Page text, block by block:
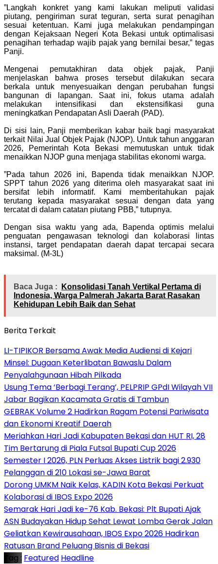
‎”Langkah konkret yang kami lakukan meliputi validasi
piutang, pengiriman surat teguran, serta surat penagihan
sesuai ketentuan. Kami juga melakukan pendampingan
dengan Kejaksaan Negeri Kota Bekasi untuk optimalisasi
penagihan terhadap wajib pajak yang bernilai besar,” tegas
Panji.
‎Mengenai pemutakhiran data objek pajak, Panji
menjelaskan bahwa proses tersebut dilakukan secara
berkala untuk menyesuaikan dengan perubahan fungsi
bangunan di lapangan. Saat ini, fokus utama adalah
melakukan intensifikasi dan ekstensifikasi guna
meningkatkan Pendapatan Asli Daerah (PAD).
‎Di sisi lain, Panji memberikan kabar baik bagi masyarakat
terkait Nilai Jual Objek Pajak (NJOP). Untuk tahun anggaran
2026, Pemerintah Kota Bekasi memutuskan untuk tidak
menaikkan NJOP guna menjaga stabilitas ekonomi warga.
‎”Pada tahun 2026 ini, Bapenda tidak menaikkan NJOP.
SPPT tahun 2026 yang diterima oleh masyarakat saat ini
bersifat lebih informatif. Kami memberitahukan pajak
terutang kepada masyarakat sesuai dengan data yang
tercatat di dalam catatan piutang PBB,” tutupnya.
‎Dengan sisa waktu yang ada, Bapenda optimis melalui
penguatan pengawasan teknologi dan kolaborasi lintas
instansi, target pendapatan daerah dapat tercapai secara
maksimal. (M-3L)
Baca Juga :
Konsolidasi Tanah Vertikal Pertama di
Indonesia, Warga Palmerah Jakarta Barat Rasakan
Kehidupan Lebih Baik dan Sehat
Berita Terkait
LI-TIPIKOR Bersama Awak Media Audiensi di Kejari
Minsel: Dugaan Keterlibatan Bawaslu Dalam
Penyalahgunaan Hibah Pilkada
‎Usung Tema ‘Berbagi Terang’, PELPRIP GPdI Wilayah VII
Jabar Bagikan Kacamata Gratis di Tambun
GEBRAK Volume 2 Hadirkan Ragam Potensi Pariwisata
dan Ekonomi Kreatif Daerah
Meriahkan Hari Jadi Kabupaten Bekasi dan HUT RI, 28
Tim Bertarung di Piala Futsal Bupati Cup 2026
Semester I 2026, PLN Perluas Akses Listrik bagi 2.930
Pelanggan di 210 Lokasi se-Jawa Barat
Dorong UMKM Naik Kelas, KADIN Kota Bekasi Perkuat
Kolaborasi di IBOS Expo 2026
‎Semarak Hari Jadi ke-76 Kab. Bekasi: Plt Bupati Ajak
ASN Budayakan Hidup Sehat Lewat Lomba Gerak Jalan
‎Geliatkan Kewirausahaan, IBOS Expo 2026 Hadirkan
Ratusan Brand Peluang Bisnis di Bekasi
Tag : Featured Headline